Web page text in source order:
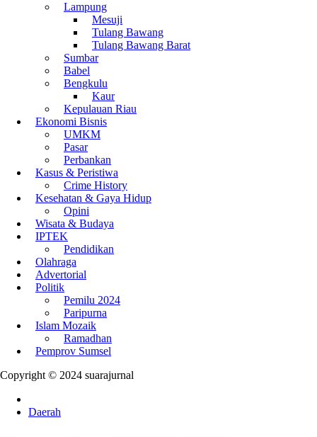
Lampung
Mesuji
Tulang Bawang
Tulang Bawang Barat
Sumbar
Babel
Bengkulu
Kaur
Kepulauan Riau
Ekonomi Bisnis
UMKM
Pasar
Perbankan
Kasus & Peristiwa
Crime History
Kesehatan & Gaya Hidup
Opini
Wisata & Budaya
IPTEK
Pendidikan
Olahraga
Advertorial
Politik
Pemilu 2024
Paripurna
Islam Mozaik
Ramadhan
Pemprov Sumsel
Copyright © 2024 suarajurnal
Daerah